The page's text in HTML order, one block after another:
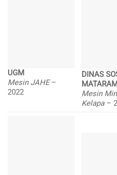
UGM
Mesin JAHE–
2022
DINAS
Mesin
Kelapa –